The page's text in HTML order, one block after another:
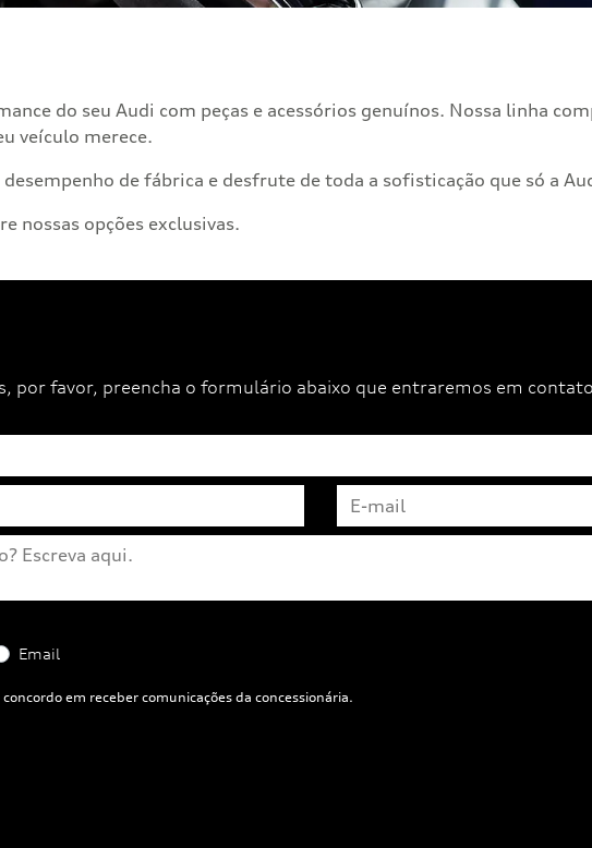
do seu Audi com peças e acessórios genuínos. Nossa linha
veículo merece.
de fábrica e desfrute de toda a sofisticação que só a
nossas opções exclusivas.
por favor, preencha o formulário abaixo que entraremos em
Email
concordo em receber comunicações da concessionária.